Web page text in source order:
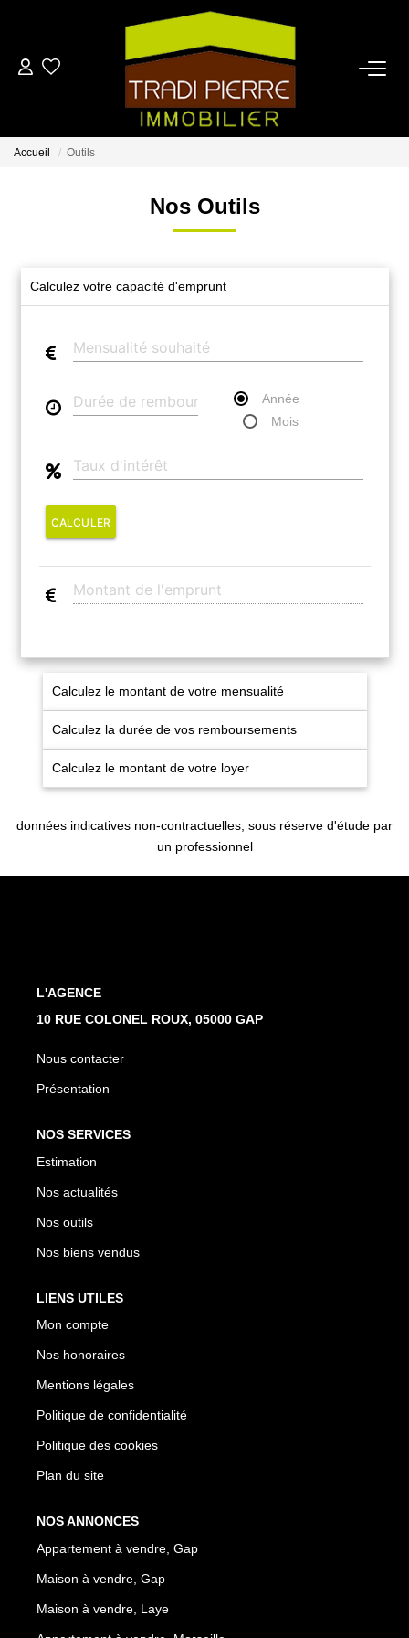
ACCUEIL
LOUER
NOTRE AGENCE
CONTACT
EN
Accueil Outils
Nos Outils
Calculez votre capacité d'emprunt
Année
Mois
CALCULER
Calculez le montant de votre mensualité
Calculez la durée de vos remboursements
Calculez le montant de votre loyer
données indicatives non-contractuelles, sous réserve d'étude par
un professionnel
L'AGENCE
10 RUE COLONEL ROUX, 05000 GAP
Nous contacter
Présentation
NOS SERVICES
Estimation
Nos actualités
Nos outils
Nos biens vendus
LIENS UTILES
Mon compte
Nos honoraires
Mentions légales
Politique de confidentialité
Politique des cookies
Plan du site
NOS ANNONCES
Appartement à vendre, Gap
Maison à vendre, Gap
Maison à vendre, Laye